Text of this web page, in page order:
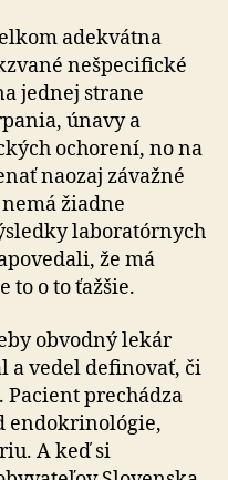
adekvátna
nešpecifické
jednej strane
únavy a
ochorení, no na
naozaj závažné
žiadne
laboratórnych
že má
to o to ťažšie.
obvodný lekár
a vedel definovať, či
prechádza
endokrinológie,
A keď si